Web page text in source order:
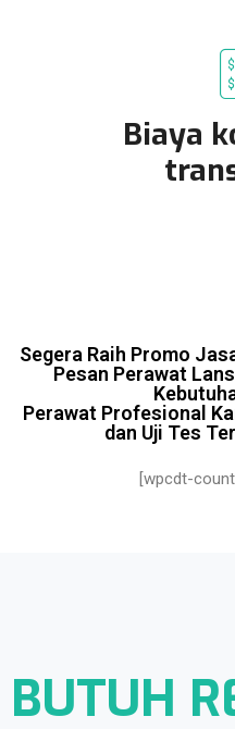
Biaya
Segera Raih Promo
Pesan Perawat
Perawat Profesional
dan Uji Tes
[wpcdt-
BUTUH